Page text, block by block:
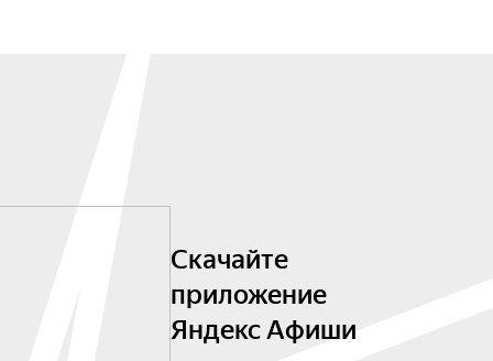
Скачайте
приложение
Яндекс Афиши